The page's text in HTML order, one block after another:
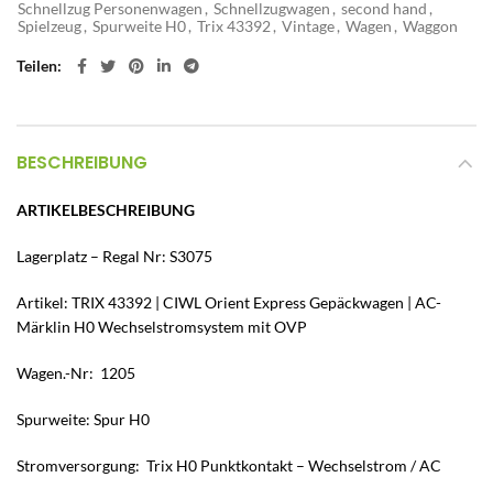
Schnellzug Personenwagen , Schnellzugwagen , second hand ,
Spielzeug, Spurweite H0, Trix 43392 , Vintage, Wagen , Waggon
Teilen
BESCHREIBUNG
ARTIKELBESCHREIBUNG
Lagerplatz – Regal Nr: S3075
Artikel: TRIX 43392 | CIWL Orient Express Gepäckwagen | AC-
Märklin H0 Wechselstromsystem mit OVP
Wagen.-Nr: 1205
Spurweite: Spur H0
Stromversorgung: Trix H0 Punktkontakt – Wechselstrom / AC